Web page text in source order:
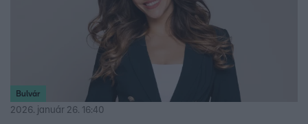
Bulvár
2026. január 26. 16:40